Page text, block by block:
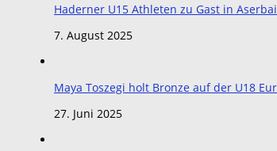
Haderner U15 Athleten zu Gast in
7. August 2025
Maya Toszegi holt Bronze auf der U18
27. Juni 2025